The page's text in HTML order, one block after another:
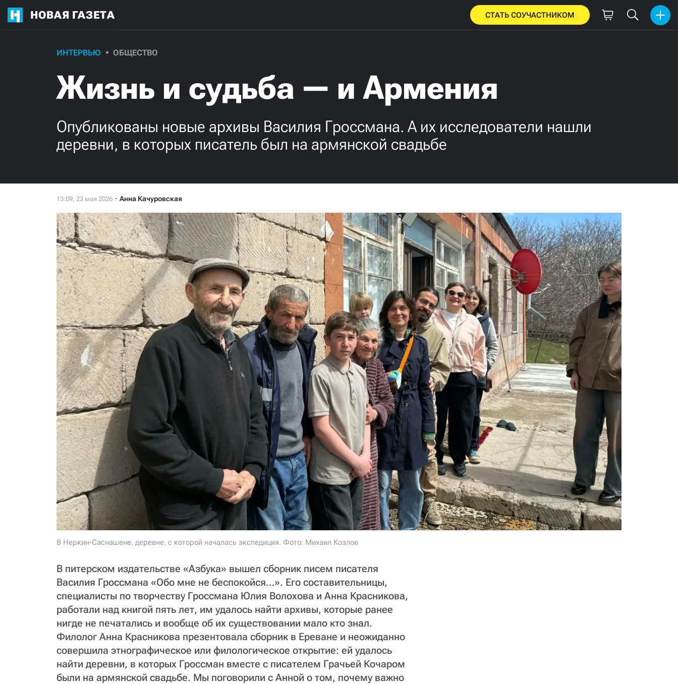
НОВАЯ ГАЗЕТА СТАТЬ СОУЧАСТНИКОМ
ИНТЕРВЬЮ ОБЩЕСТВО
Жизнь и судьба — и Армения
Опубликованы новые архивы Василия Гроссмана. А их исследователи нашли
деревни, в которых писатель был на армянской свадьбе
Анна Качуровская
В Неркин-Саснашене, деревне, с которой началась экспедиция. Фото: Михаил Козлов
В питерском издательстве «Азбука» вышел сборник писем писателя
Василия Гроссмана «Обо мне не беспокойся…». Его составительницы,
специалисты по творчеству Гроссмана Юлия Волохова и Анна Красникова,
работали над книгой пять лет, им удалось найти архивы, которые ранее
нигде не печатались и вообще об их существовании мало кто знал.
Филолог Анна Красникова презентовала сборник в Ереване и неожиданно
совершила этнографическое или филологическое открытие: ей удалось
найти деревни, в которых Гроссман вместе с писателем Грачьей Кочаром
были на армянской свадьбе. Мы поговорили с Анной о том, почему важно